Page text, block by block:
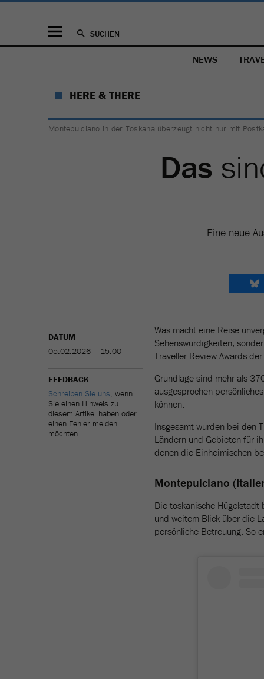
SUCHEN
NEWS
HERE & THERE
Montepulciano in der Toskana überzeugt nicht nur mit
Das
Eine neue
DATUM
05.02.2026 – 15:00
FEEDBACK
Schreiben Sie uns, wenn
Sie einen Hinweis zu
diesem Artikel haben oder
einen Fehler melden
möchten.
Was macht eine Reise
Sehenswürdigkeiten,
Traveller Review Awards
Grundlage sind mehr als
ausgesprochen
können.
Insgesamt wurden bei den
Ländern und Gebieten für
denen die Einheimischen
Montepulciano
Die toskanische
und weitem Blick über die
persönliche Betreuung. So